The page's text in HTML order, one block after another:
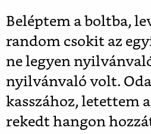
Beléptem a boltba,
random csokit az
ne legyen
nyilvánvaló volt.
kasszához, letettem
rekedt hangon